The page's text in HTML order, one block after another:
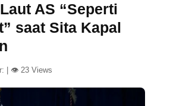
AS “Seperti
saat Sita Kapal
👁 23 Views